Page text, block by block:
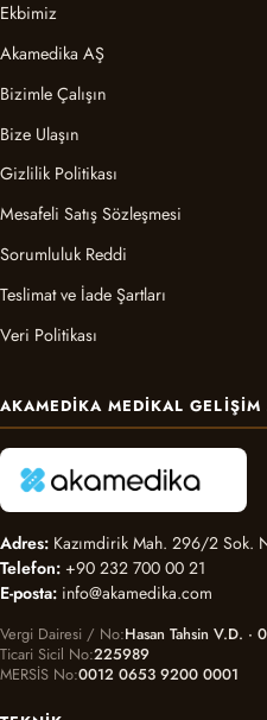
Ekbimiz
Akamedika AŞ
Bizimle Çalışın
Bize Ulaşın
Gizlilik Politikası
Mesafeli Satış Sözleşmesi
Sorumluluk Reddi
Teslimat ve İade Şartları
Veri Politikası
AKAMEDIKA MEDIKAL GELIŞIM
Adres: Kazımdirik Mah. 296/2 Sok.
Telefon: +90 232 700 00 21
E-posta: info@akamedika.com
Vergi Dairesi / No Hasan Tahsin V.D.
Ticari Sicil No 225989
MERSİS No 0012 0653 9200 0001